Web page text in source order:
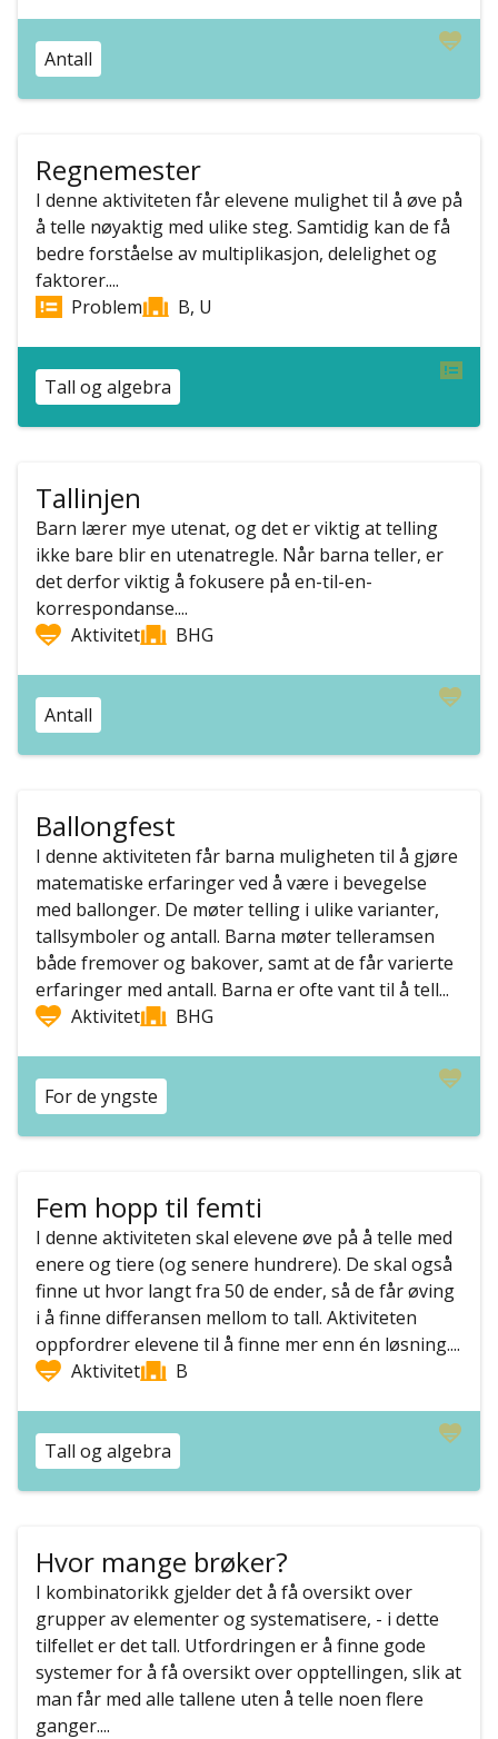
Antall
Regnemester
I denne aktiviteten får elevene mulighet til å øve på
å telle nøyaktig med ulike steg. Samtidig kan de få
bedre forståelse av multiplikasjon, delelighet og
faktorer....
Problem
B, U
Tall og algebra
Tallinjen
Barn lærer mye utenat, og det er viktig at telling
ikke bare blir en utenatregle. Når barna teller, er
det derfor viktig å fokusere på en-til-en-
korrespondanse....
Aktivitet
BHG
Antall
Ballongfest
I denne aktiviteten får barna muligheten til å gjøre
matematiske erfaringer ved å være i bevegelse
med ballonger. De møter telling i ulike varianter,
tallsymboler og antall. Barna møter telleramsen
både fremover og bakover, samt at de får varierte
erfaringer med antall. Barna er ofte vant til å tell...
Aktivitet
BHG
For de yngste
Fem hopp til femti
I denne aktiviteten skal elevene øve på å telle med
enere og tiere (og senere hundrere). De skal også
finne ut hvor langt fra 50 de ender, så de får øving
i å finne differansen mellom to tall. Aktiviteten
oppfordrer elevene til å finne mer enn én løsning....
Aktivitet
B
Tall og algebra
Hvor mange brøker?
I kombinatorikk gjelder det å få oversikt over
grupper av elementer og systematisere, - i dette
tilfellet er det tall. Utfordringen er å finne gode
systemer for å få oversikt over opptellingen, slik at
man får med alle tallene uten å telle noen flere
ganger....